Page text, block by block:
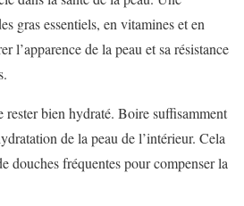
gras essentiels, en vitamines et en
l’apparence de la peau et sa résistance
rester bien hydraté. Boire suffisamment
de la peau de l’intérieur. Cela
douches fréquentes pour compenser la